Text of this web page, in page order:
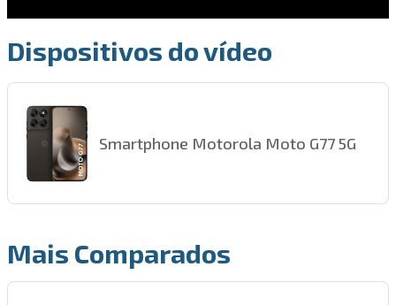
Dispositivos do vídeo
Smartphone Motorola Moto G77 5G
Mais Comparados